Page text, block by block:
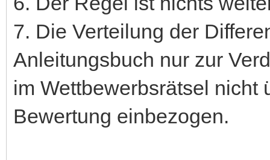
7. Die Verteilung der
Anleitungsbuch nur zur
im Wettbewerbsrätsel nicht
Bewertung einbezogen.